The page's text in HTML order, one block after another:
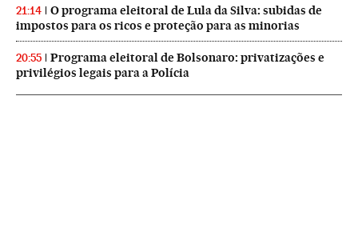
21:14
O programa eleitoral de Lula da Silva: subidas de
impostos para os ricos e proteção para as minorias
20:55
Programa eleitoral de Bolsonaro: privatizações e
privilégios legais para a Polícia